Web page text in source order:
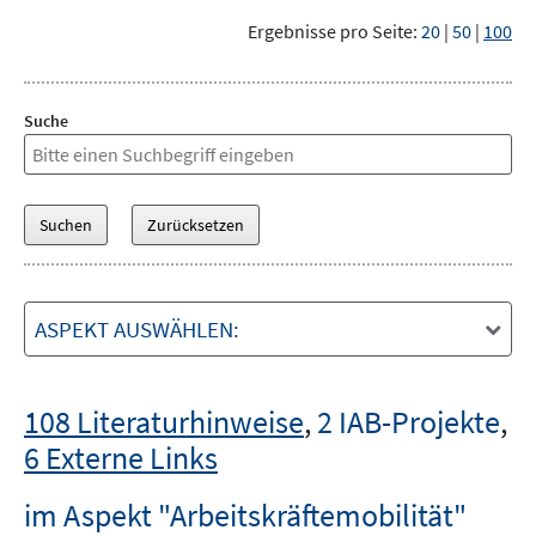
Ergebnisse pro Seite: 20 | 50 | 100
Suche
ASPEKT AUSWÄHLEN:
108 Literaturhinweise,2 IAB-Projekte,
6 Externe Links
im Aspekt "Arbeitskräftemobilität"